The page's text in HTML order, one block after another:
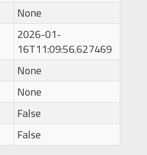
None
2026-01-
16T11:09:56.627469
None
None
False
False